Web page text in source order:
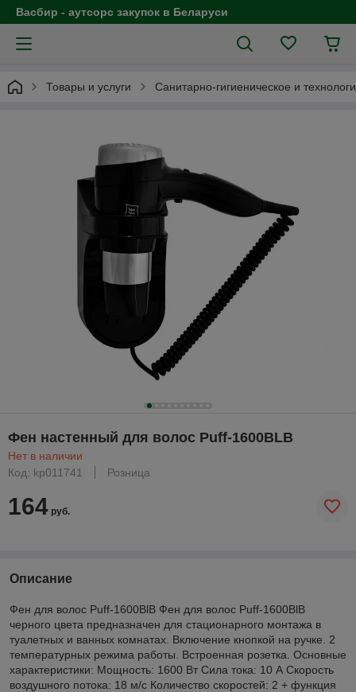
Васбир - аутсорс закупок в Беларуси
Товары и услуги Санитарно-гигиеническое и
Фен настенный для волос Puff-1600BLB
Нет в наличии
Код: kp011741
Розница
164 руб.
Описание
Фен для волос Puff-1600BlB Фен для волос Puff-1600BlB
черного цвета предназначен для стационарного монтажа в
туалетных и ванных комнатах. Включение кнопкой на ручке. 2
температурных режима работы. Встроенная розетка. Основные
характеристики: Мощность: 1600 Вт Сила тока: 10 А Скорость
воздушного потока: 18 м/с Количество скоростей: 2 + функция